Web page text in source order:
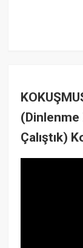
(Dinlenme
Çalıştık)